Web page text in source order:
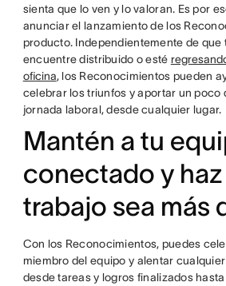
sienta que lo ven y lo valoran. Es por
anunciar el lanzamiento de los
producto. Independientemente de que
encuentre distribuido o esté
oficina, los Reconocimientos pueden
celebrar los triunfos y aportar un poco
jornada laboral, desde cualquier lugar.
Mantén a tu
conectado y
trabajo sea más
Con los Reconocimientos, puedes
miembro del equipo y alentar
desde tareas y logros finalizados hasta